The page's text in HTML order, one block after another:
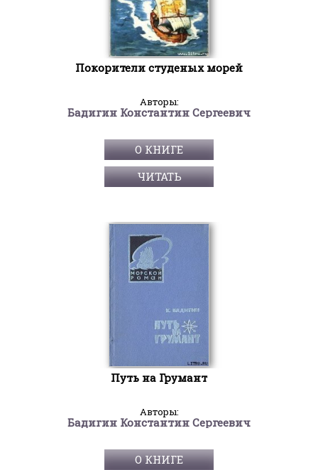
Покорители студеных морей
Авторы:
Бадигин Константин Сергеевич
О КНИГЕ
ЧИТАТЬ
Путь на Грумант
Авторы:
Бадигин Константин Сергеевич
О КНИГЕ